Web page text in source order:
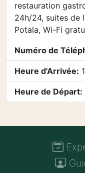
restauration
24h/24, suites de
Potala, Wi-Fi
Numéro de
Heure d'Arrivée:
Heure de Départ: